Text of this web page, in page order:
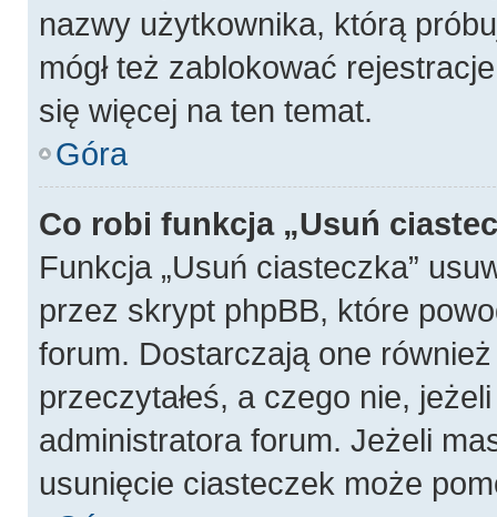
nazwy użytkownika, którą
mógł też zablokować
się więcej na ten temat.
Góra
Co robi funkcja „Usuń
Funkcja „Usuń ciasteczka”
przez skrypt phpBB, które
forum. Dostarczają one
przeczytałeś, a czego nie,
administratora forum. Jeżeli
usunięcie ciasteczek może